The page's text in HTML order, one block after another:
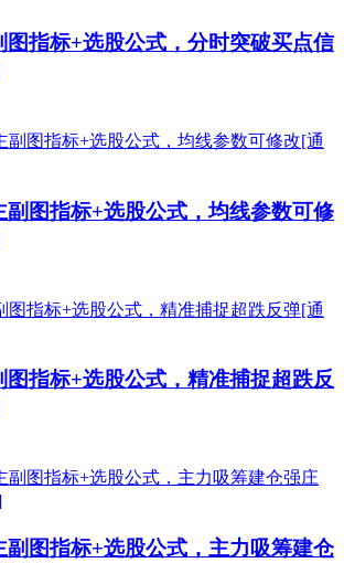
图指标+选股公式，分时突破买点信
副图指标+选股公式，均线参数可修
图指标+选股公式，精准捕捉超跌反
副图指标+选股公式，主力吸筹建仓